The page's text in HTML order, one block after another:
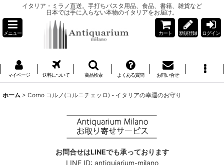
イタリア・ミラノ直送。手打ちパスタ用品、食品、書籍、雑貨など
日本では手に入らない本物のイタリアをお届け。
メニュー カート 新規登録 ログイン
マイページ 送料について 商品検索 よくある質問 お問い合せ
ホーム > Corno コルノ(コルニチェッロ) - イタリアの幸運のお守り
お問合せはLINEでも承っております
LINE ID: antiquiarium-milano